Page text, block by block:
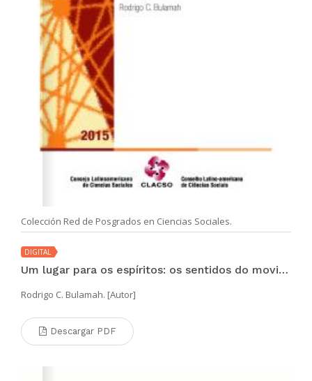
Colección Red de Posgrados en Ciencias Sociales.
DIGITAL
Um lugar para os espíritos: os sentidos do movimento desde de um povoado haitiano
Rodrigo C. Bulamah. [Autor]
Descargar PDF